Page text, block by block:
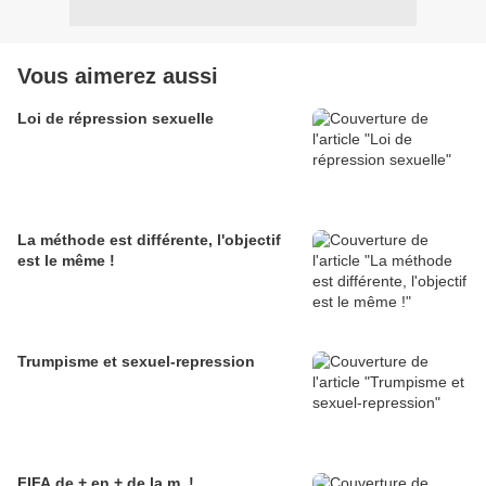
Vous aimerez aussi
Loi de répression sexuelle
La méthode est différente, l'objectif
est le même !
Trumpisme et sexuel-repression